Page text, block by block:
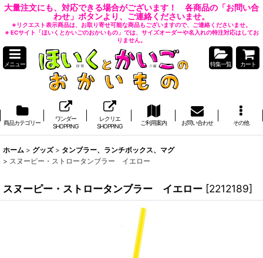
大量注文にも、対応できる場合がございます！ 各商品の「お問い合
わせ」ボタンより、ご連絡くださいませ。
※リクエスト表示商品は、お取り寄せ可能な商品もございますので、ご連絡くださいませ。
※ ECサイト「ほいくとかいごのおかいもの」では、サイズオーダーや名入れの特注対応はしてお
りません。
メニュー 特集一覧 カート
商品カテゴリー
ワンダー
SHOPPING
レクリエ
SHOPPING
ご利用案内 お問い合わせ その他
ホーム > グッズ > タンブラー、ランチボックス、マグ
> スヌーピー・ストロータンブラー イエロー
スヌーピー・ストロータンブラー イエロー [2212189]